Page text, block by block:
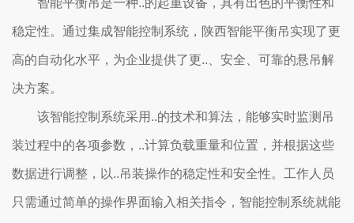
智能平衡吊是一种..的起重设备，具有出色的平衡性和
稳定性。通过集成智能控制系统，陕西智能平衡吊实现了更
高的自动化水平，为企业提供了更..、安全、可靠的悬吊解
决方案。
该智能控制系统采用..的技术和算法，能够实时监测吊
装过程中的各项参数，..计算负载重量和位置，并根据这些
数据进行调整，以..吊装操作的稳定性和安全性。工作人员
只需通过简单的操作界面输入相关指令，智能控制系统就能